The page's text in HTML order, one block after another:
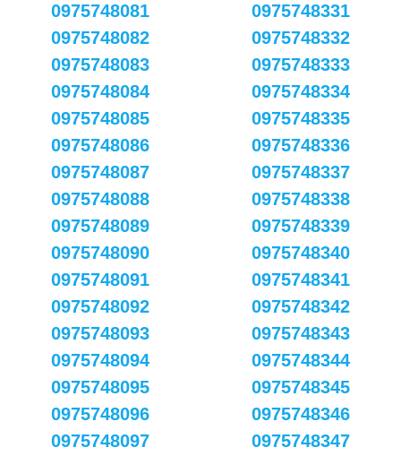
0975748081
0975748082
0975748083
0975748084
0975748085
0975748086
0975748087
0975748088
0975748089
0975748090
0975748091
0975748092
0975748093
0975748094
0975748095
0975748096
0975748097
0975748331
0975748332
0975748333
0975748334
0975748335
0975748336
0975748337
0975748338
0975748339
0975748340
0975748341
0975748342
0975748343
0975748344
0975748345
0975748346
0975748347